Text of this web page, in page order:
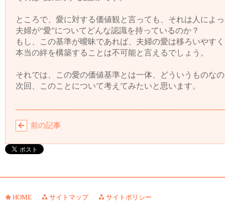
ところで、愛に対する価値観と言っても、それは人によ
夫婦が“愛”についてどんな認識を持っているのか？
もし、この基準が曖昧であれば、夫婦の愛は移ろいやす
本当の絆を構築することは不可能と言えるでしょう。
それでは、この愛の価値基準とは一体、どういうものな
次回、このことについて考えてみたいと思います。
前の記事
HOME サイトマップ サイトポリシー